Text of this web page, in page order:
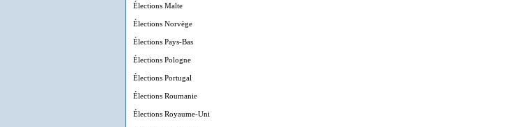
Élections Malte
Élections Norvège
Élections Pays-Bas
Élections Pologne
Élections Portugal
Élections Roumanie
Élections Royaume-Uni